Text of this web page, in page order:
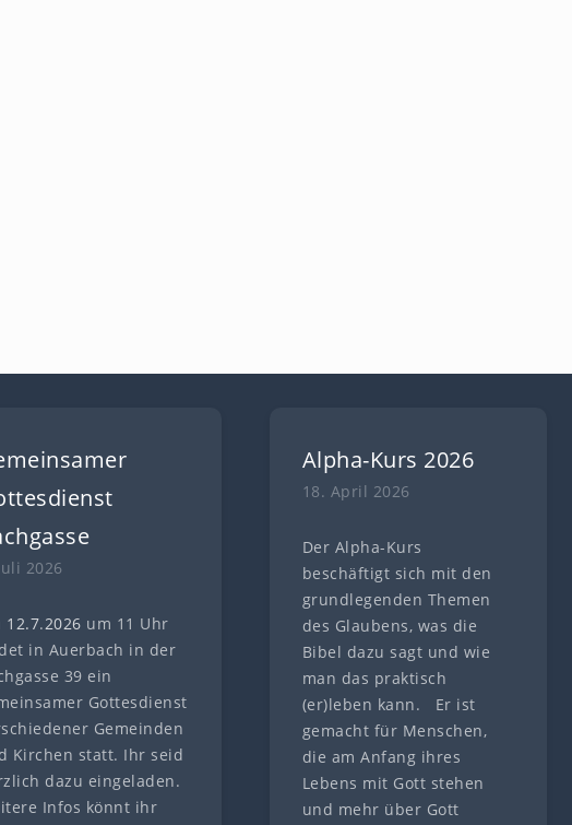
2026
12.7.2026 um 11 Uhr
in Auerbach in der
39 ein
Gottesdienst
Gemeinden
Kirchen statt. Ihr seid
dazu eingeladen.
Infos könnt ihr
Alpha-Kurs 2026
18. April 2026
Der Alpha-Kurs
beschäftigt sich mit den
grundlegenden Themen
des Glaubens, was die
Bibel dazu sagt und wie
man das praktisch
(er)leben kann. Er ist
gemacht für Menschen,
die am Anfang ihres
Lebens mit Gott stehen
und mehr über Gott